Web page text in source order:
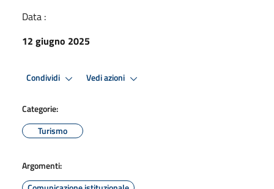
Data :
12 giugno 2025
Condividi Vedi azioni
Categorie:
Turismo
Argomenti: